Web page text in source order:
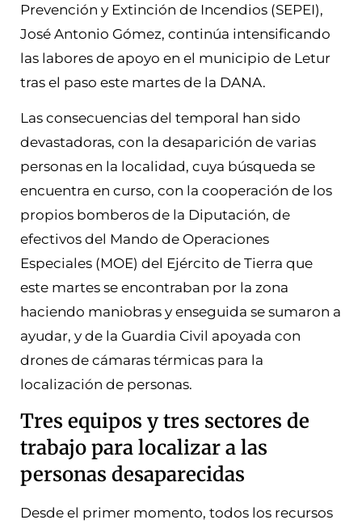
Prevención y Extinción de Incendios (SEPEI),
José Antonio Gómez, continúa intensificando
las labores de apoyo en el municipio de Letur
tras el paso este martes de la DANA.
Las consecuencias del temporal han sido
devastadoras, con la desaparición de varias
personas en la localidad, cuya búsqueda se
encuentra en curso, con la cooperación de los
propios bomberos de la Diputación, de
efectivos del Mando de Operaciones
Especiales (MOE) del Ejército de Tierra que
este martes se encontraban por la zona
haciendo maniobras y enseguida se sumaron a
ayudar, y de la Guardia Civil apoyada con
drones de cámaras térmicas para la
localización de personas.
Tres equipos y tres sectores de
trabajo para localizar a las
personas desaparecidas
Desde el primer momento, todos los recursos